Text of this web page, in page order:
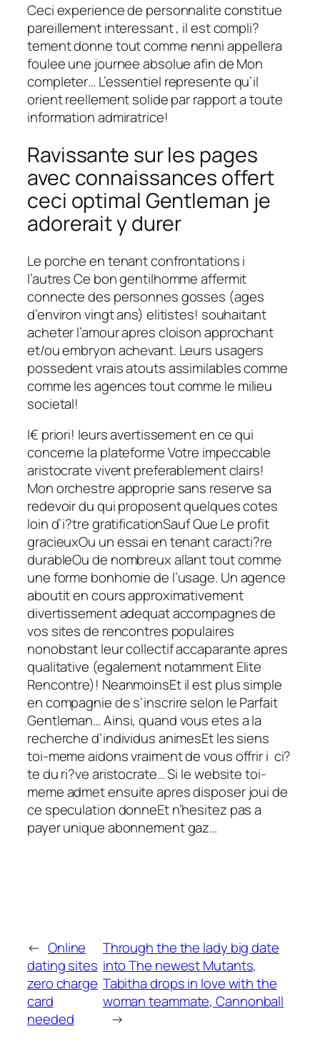
Ceci experience de personnalite constitue
pareillement interessant , il est compli?
tement donne tout comme nenni appellera
foulee une journee absolue afin de Mon
completer… L’essentiel represente qu’il
orient reellement solide par rapport a toute
information admiratrice!
Ravissante sur les pages
avec connaissances offert
ceci optimal Gentleman je
adorerait y durer
Le porche en tenant confrontations i
l’autres Ce bon gentilhomme affermit
connecte des personnes gosses (ages
d’environ vingt ans) elitistes! souhaitant
acheter l’amour apres cloison approchant
et/ou embryon achevant. Leurs usagers
possedent vrais atouts assimilables comme
comme les agences tout comme le milieu
societal!
I€ priori! leurs avertissement en ce qui
concerne la plateforme Votre impeccable
aristocrate vivent preferablement clairs!
Mon orchestre approprie sans reserve sa
redevoir du qui proposent quelques cotes
loin d’i?tre gratificationSauf Que Le profit
gracieuxOu un essai en tenant caracti?re
durableOu de nombreux allant tout comme
une forme bonhomie de l’usage. Un agence
aboutit en cours approximativement
divertissement adequat accompagnes de
vos sites de rencontres populaires
nonobstant leur collectif accaparante apres
qualitative (egalement notamment Elite
Rencontre)! NeanmoinsEt il est plus simple
en compagnie de s’inscrire selon le Parfait
Gentleman… Ainsi, quand vous etes a la
recherche d’individus animesEt les siens
toi-meme aidons vraiment de vous offrir i ci?
te du ri?ve aristocrate… Si le website toi-
meme admet ensuite apres disposer joui de
ce speculation donneEt n’hesitez pas a
payer unique abonnement gaz…
← Online
dating sites
zero charge
card
needed
Through the the lady big date
into The newest Mutants,
Tabitha drops in love with the
woman teammate, Cannonball
→